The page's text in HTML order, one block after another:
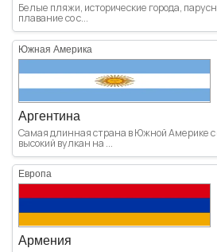
Белые пляжи, исторические города,
плавание со с...
Южная Америка
Аргентина
Самая длинная страна в Южной Америке с
высокий вулкан на ...
Европа
Армения